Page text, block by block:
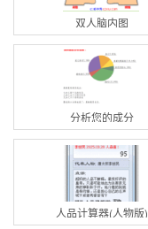
双人脑内图
分析您的成分
人品计算器(人物版)